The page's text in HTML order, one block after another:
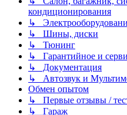
кондиционирования
↳
↳ Шины, диски
↳ Тюнинг
↳ Гарантийное и
↳ Документация
↳ Автозвук и
Обмен опытом
↳ Первые отзывы /
↳ Гараж